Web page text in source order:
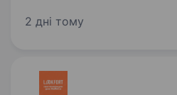
металопластикових та
2 дні тому